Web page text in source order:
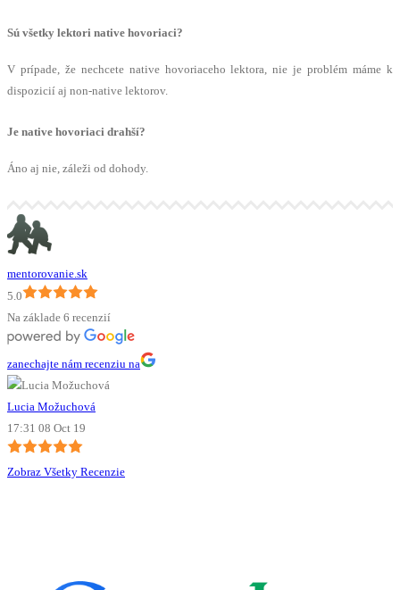
Sú všetky lektori native hovoriaci?
V prípade, že nechcete native hovoriaceho lektora, nie je problém máme k
dispozicií aj non-native lektorov.
Je native hovoriaci drahší?
Áno aj nie, záleži od dohody.
mentorovanie.sk
5.0
Na základe 6 recenzií
zanechajte nám recenziu na
Lucia Možuchová
17:31 08 Oct 19
Zobraz Všetky Recenzie